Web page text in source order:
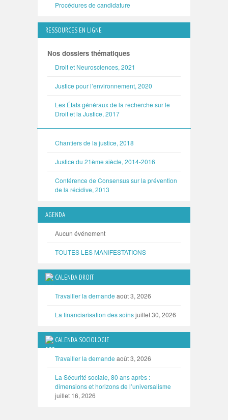
Procédures de candidature
RESSOURCES EN LIGNE
Nos dossiers thématiques
Droit et Neurosciences, 2021
Justice pour l’environnement, 2020
Les États généraux de la recherche sur le
Droit et la Justice, 2017
Chantiers de la justice, 2018
Justice du 21ème siècle, 2014-2016
Conférence de Consensus sur la prévention
de la récidive, 2013
AGENDA
Aucun événement
TOUTES LES MANIFESTATIONS
CALENDA DROIT
Travailler la demande août 3, 2026
La financiarisation des soinsjuillet 30, 2026
CALENDA SOCIOLOGIE
Travailler la demande août 3, 2026
La Sécurité sociale, 80 ans après :
dimensions et horizons de l’universalisme
juillet 16, 2026